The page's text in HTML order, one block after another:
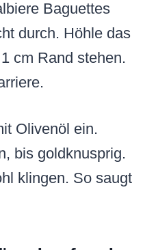
Baguettes
durch. Höhle das
cm Rand stehen.
Olivenöl ein.
bis goldknusprig.
klingen. So saugt